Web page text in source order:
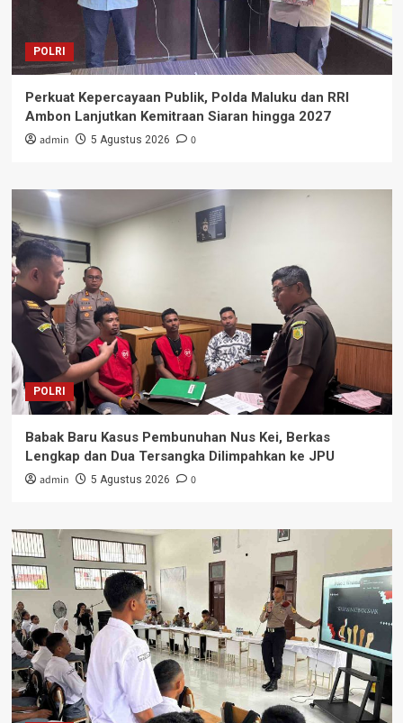
POLRI
Perkuat Kepercayaan Publik, Polda Maluku dan RRI
Ambon Lanjutkan Kemitraan Siaran hingga 2027
admin 5 Agustus 2026 0
POLRI
Babak Baru Kasus Pembunuhan Nus Kei, Berkas
Lengkap dan Dua Tersangka Dilimpahkan ke JPU
admin 5 Agustus 2026 0